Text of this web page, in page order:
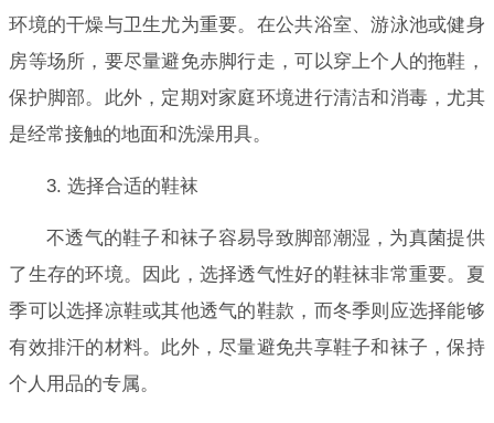
环境的干燥与卫生尤为重要。在公共浴室、游泳池或健身
房等场所，要尽量避免赤脚行走，可以穿上个人的拖鞋，
保护脚部。此外，定期对家庭环境进行清洁和消毒，尤其
是经常接触的地面和洗澡用具。
3. 选择合适的鞋袜
不透气的鞋子和袜子容易导致脚部潮湿，为真菌提供
了生存的环境。因此，选择透气性好的鞋袜非常重要。夏
季可以选择凉鞋或其他透气的鞋款，而冬季则应选择能够
有效排汗的材料。此外，尽量避免共享鞋子和袜子，保持
个人用品的专属。